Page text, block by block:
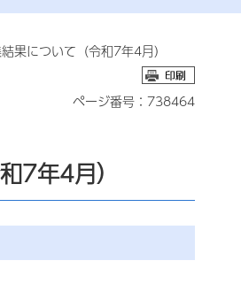
果について（令和7年4月）
ページ番号：738464
7年4月）